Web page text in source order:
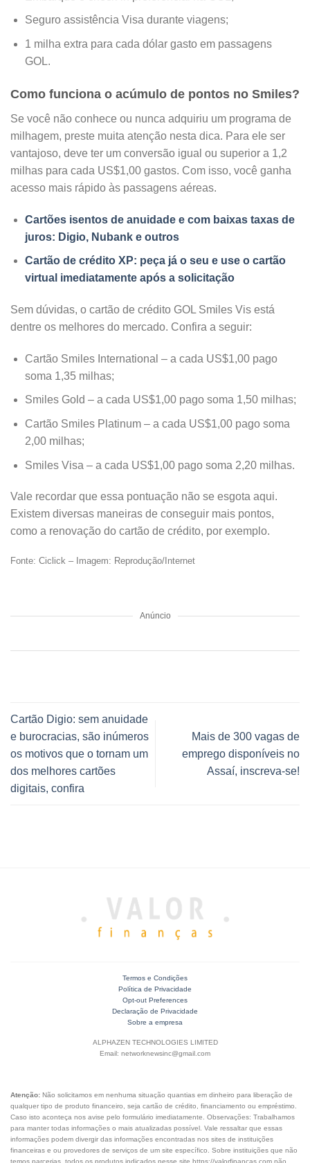
Seguro assistência Visa durante viagens;
1 milha extra para cada dólar gasto em passagens
GOL.
Como funciona o acúmulo de pontos no Smiles?
Se você não conhece ou nunca adquiriu um programa de
milhagem, preste muita atenção nesta dica. Para ele ser
vantajoso, deve ter um conversão igual ou superior a 1,2
milhas para cada US$1,00 gastos. Com isso, você ganha
acesso mais rápido às passagens aéreas.
Cartões isentos de anuidade e com baixas taxas de
juros: Digio, Nubank e outros
Cartão de crédito XP: peça já o seu e use o cartão
virtual imediatamente após a solicitação
Sem dúvidas, o cartão de crédito GOL Smiles Vis está
dentre os melhores do mercado. Confira a seguir:
Cartão Smiles International – a cada US$1,00 pago
soma 1,35 milhas;
Smiles Gold – a cada US$1,00 pago soma 1,50 milhas;
Cartão Smiles Platinum – a cada US$1,00 pago soma
2,00 milhas;
Smiles Visa – a cada US$1,00 pago soma 2,20 milhas.
Vale recordar que essa pontuação não se esgota aqui.
Existem diversas maneiras de conseguir mais pontos,
como a renovação do cartão de crédito, por exemplo.
Fonte: Ciclick – Imagem: Reprodução/Internet
Anúncio
Cartão Digio: sem anuidade
e burocracias, são inúmeros
os motivos que o tornam um
dos melhores cartões
digitais, confira
Mais de 300 vagas de
emprego disponíveis no
Assaí, inscreva-se!
Termos e Condições
Política de Privacidade
Opt-out Preferences
Declaração de Privacidade
Sobre a empresa
ALPHAZEN TECHNOLOGIES LIMITED
Email: networknewsinc@gmail.com
Atenção: Não solicitamos em nenhuma situação quantias em dinheiro para liberação de
qualquer tipo de produto financeiro, seja cartão de crédito, financiamento ou empréstimo.
Caso isto aconteça nos avise pelo formulário imediatamente. Observações: Trabalhamos
para manter todas informações o mais atualizadas possível. Vale ressaltar que essas
informações podem divergir das informações encontradas nos sites de instituições
financeiras e ou provedores de serviços de um site específico. Sobre instituições que não
temos parcerias, todos os produtos indicados nesse site https://valorfinancas.com não